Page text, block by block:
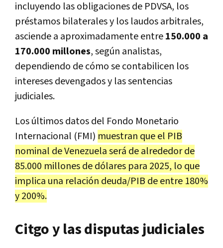
incluyendo las obligaciones de PDVSA, los
préstamos bilaterales y los laudos arbitrales,
asciende a aproximadamente entre150.000 a
170.000 millones, según analistas,
dependiendo de cómo se contabilicen los
intereses devengados y las sentencias
judiciales.
Los últimos datos del Fondo Monetario
Internacional (FMI) muestran que el PIB
nominal de Venezuela será de alrededor de
85.000 millones de dólares para 2025, lo que
implica una relación deuda/PIB de entre 180%
y 200%.
Citgo y las disputas judiciales